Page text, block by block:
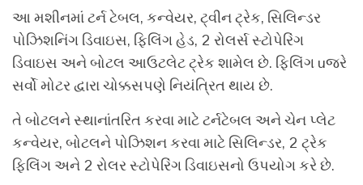
આ મશીનમાં ટર્ન ટેબલ, કન્વેયર, ટ્વીન ટ્રેક, સિલિન્ડર
પોઝિશનિંગ ડિવાઇસ, ફિલિંગ હેડ, 2 રોલર્સ સ્ટોપેરિંગ
ડિવાઇસ અને બોટલ આઉટલેટ ટ્રેક શામેલ છે. ફિલિંગ uજરે
સર્વો મોટર દ્વારા ચોક્કસપણે નિયંત્રિત થાય છે.
તે બોટલને સ્થાનાંતરિત કરવા માટે ટર્નટેબલ અને ચેન પ્લેટ
કન્વેયર, બોટલને પોઝિશન કરવા માટે સિલિન્ડર, 2 ટ્રેક
ફિલિંગ અને 2 રોલર સ્ટોપેરિંગ ડિવાઇસનો ઉપયોગ કરે છે.